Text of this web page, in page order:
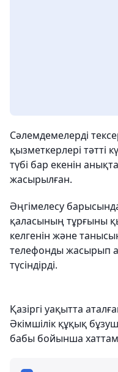
Сәлемдемелерді
қызметкерлері тәтті
түбі бар екенін
жасырылған.
Әңгімелесу
қаласының тұрғыны
келгенін және
телефонды жасырып
түсіндірді.
Қазіргі уақытта
Әкімшілік құқық
бабы бойынша